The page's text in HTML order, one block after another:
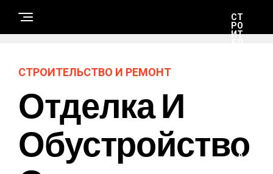
СТ
РО
ИТ
А
СТРОИТЕЛЬСТВО И РЕМОНТ
Отделка И
Обустройство